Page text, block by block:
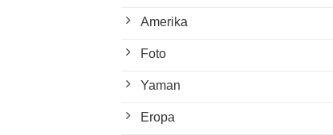
Amerika
Foto
Yaman
Eropa